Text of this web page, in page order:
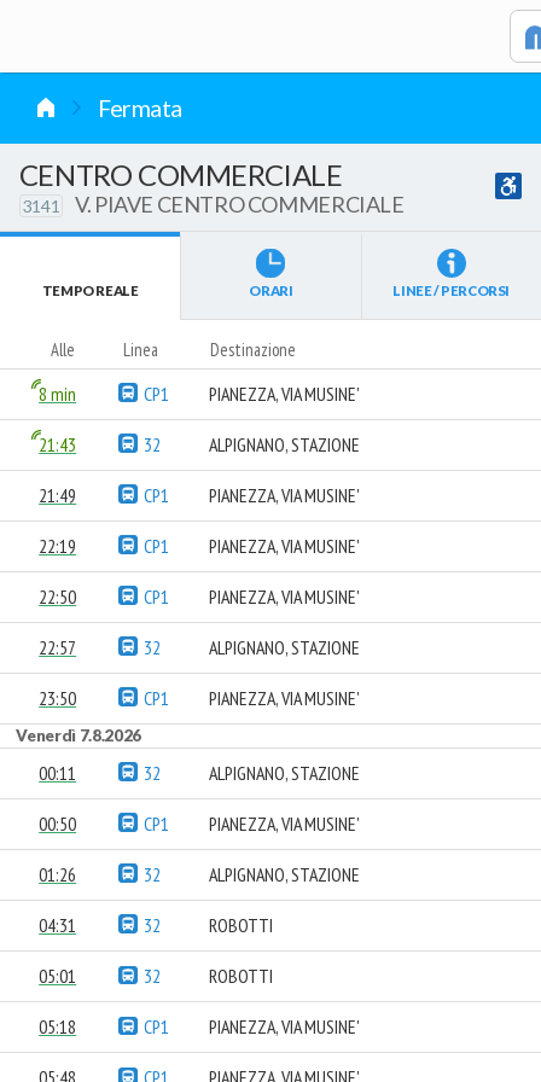
Fermata
CENTRO COMMERCIALE
3141 V. PIAVE CENTRO COMMERCIALE
TEMPO REALE ORARI LINEE / PERCORSI
Alle Linea Destinazione
8 min CP1 PIANEZZA, VIA MUSINE'
21:43 32 ALPIGNANO, STAZIONE
21:49 CP1 PIANEZZA, VIA MUSINE'
22:19 CP1 PIANEZZA, VIA MUSINE'
22:50 CP1 PIANEZZA, VIA MUSINE'
22:57 32 ALPIGNANO, STAZIONE
23:50 CP1 PIANEZZA, VIA MUSINE'
Venerdì 7.8.2026
00:11 32 ALPIGNANO, STAZIONE
00:50 CP1 PIANEZZA, VIA MUSINE'
01:26 32 ALPIGNANO, STAZIONE
04:31 32 ROBOTTI
05:01 32 ROBOTTI
05:18 CP1 PIANEZZA, VIA MUSINE'